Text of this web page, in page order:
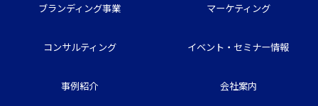
ブランディング事業 マーケティング
コンサルティング イベント・セミナー情報
事例紹介 会社案内